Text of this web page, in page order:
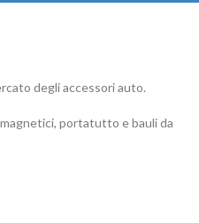
degli accessori auto.
portatutto e bauli da